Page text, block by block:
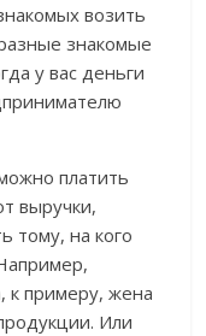
возить
знакомые
у вас деньги
платить
выручки,
тому, на кого
к примеру, жена
Или